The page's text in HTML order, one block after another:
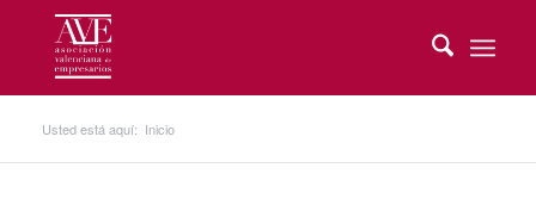
Usted está aquí: Inicio